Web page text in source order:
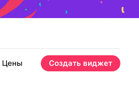
Цены Создать виджет